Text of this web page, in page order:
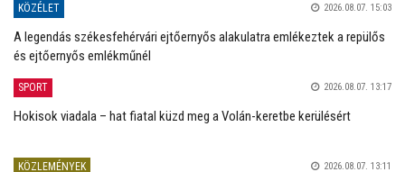
KÖZÉLET 2026.08.07. 15:03
A legendás székesfehérvári ejtőernyős alakulatra emlékeztek a repülős
és ejtőernyős emlékműnél
SPORT 2026.08.07. 13:17
Hokisok viadala – hat fiatal küzd meg a Volán-keretbe kerülésért
KÖZLEMÉNYEK 2026.08.07. 13:11